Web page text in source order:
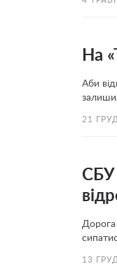
На
Аби
21
СБУ
Дорога
13